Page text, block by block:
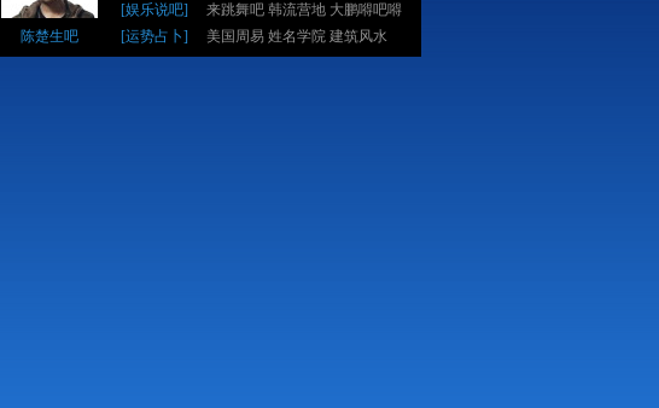
陈楚生吧
[娱乐说吧] 来跳舞吧 韩流营地 大鹏嘚吧嘚
[运势占卜] 美国周易 姓名学院 建筑风水